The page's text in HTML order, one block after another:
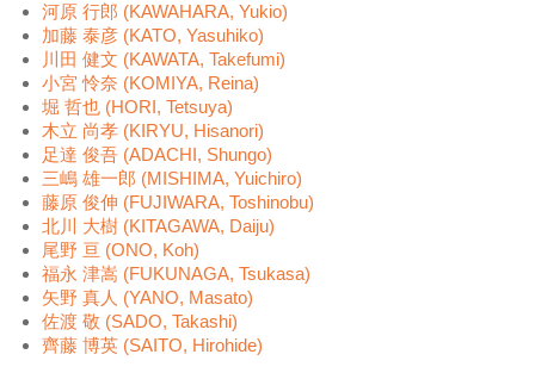
河原 行郎 (KAWAHARA, Yukio)
加藤 泰彦 (KATO, Yasuhiko)
川田 健文 (KAWATA, Takefumi)
小宮 怜奈 (KOMIYA, Reina)
堀 哲也 (HORI, Tetsuya)
木立 尚孝 (KIRYU, Hisanori)
足達 俊吾 (ADACHI, Shungo)
三嶋 雄一郎 (MISHIMA, Yuichiro)
藤原 俊伸 (FUJIWARA, Toshinobu)
北川 大樹 (KITAGAWA, Daiju)
尾野 亘 (ONO, Koh)
福永 津嵩 (FUKUNAGA, Tsukasa)
矢野 真人 (YANO, Masato)
佐渡 敬 (SADO, Takashi)
齊藤 博英 (SAITO, Hirohide)